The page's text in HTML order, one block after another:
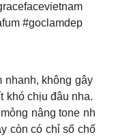
#goclamdep
nhanh, không gây
khó chịu đâu nha.
nâng tone nh
còn có chỉ số chố